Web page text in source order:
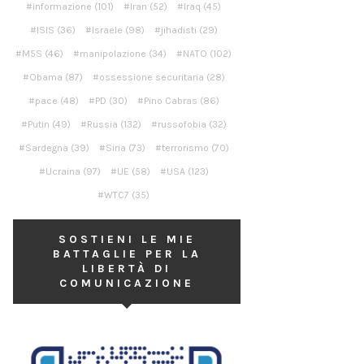
informazione (101) Iran (52) Iraq (45)
ISIS (36) Israele (98) jihadisti (29)
M5S (46) manipolazione (34) NATO (102)
Obama (87) ossessione securitaria (28)
pace (48) PD (30) Pino Cabras (86)
Putin (49) Russia (132) russofobia (32)
Sardegna (39) Siria (73) terrorismo (70)
Ucraina (97) UE (58) USA(123)
WTC7 (35)
SOSTIENI LE MIE
BATTAGLIE PER LA
LIBERTÀ DI
COMUNICAZIONE